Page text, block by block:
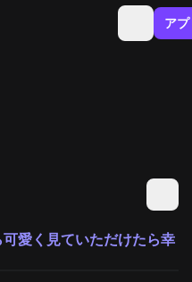
ア
愛く見ていただけたら幸